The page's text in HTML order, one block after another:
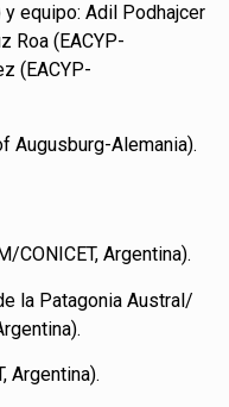
y equipo: Adil Podhajcer
Roa (EACYP-
(EACYP-
Augusburg-Alemania).
CONICET, Argentina).
la Patagonia Austral/
Argentina).